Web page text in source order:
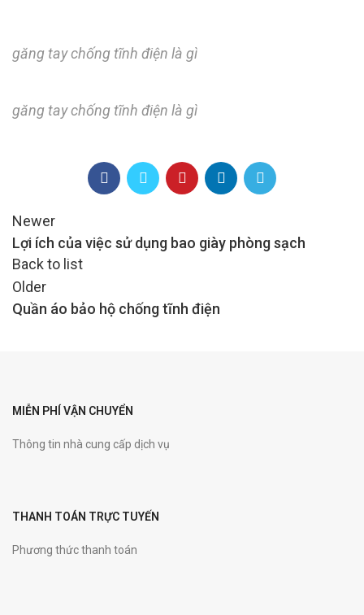
găng tay chống tĩnh điện là gì
găng tay chống tĩnh điện là gì
Newer
Lợi ích của việc sử dụng bao giày phòng sạch
Back to list
Older
Quần áo bảo hộ chống tĩnh điện
MIỄN PHÍ VẬN CHUYỂN
Thông tin nhà cung cấp dịch vụ
THANH TOÁN TRỰC TUYẾN
Phương thức thanh toán